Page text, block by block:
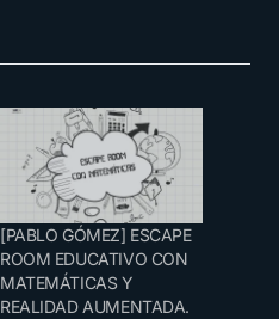
[PABLO GÓMEZ] ESCAPE
ROOM EDUCATIVO CON
MATEMÁTICAS Y
REALIDAD AUMENTADA.